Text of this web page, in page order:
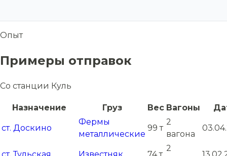
Опыт
Примеры отправок
Со станции Куль
Назначение Груз Вес Вагоны
ст. Доскино
Фермы
металлические
99 т
2
вагона
ст. Тульская Известняк 74 т
2